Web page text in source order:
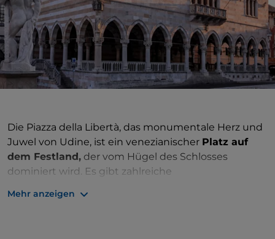
Die Piazza della Libertà, das monumentale Herz und
Juwel von Udine, ist ein venezianischer Platz auf
dem Festland, der vom Hügel des Schlosses
dominiert wird. Es gibt zahlreiche
, ein prächtiges Gebäude im venezianisch-
Mehr anzeigen